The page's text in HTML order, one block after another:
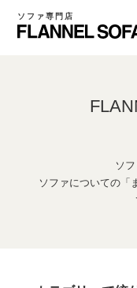
ソファ専門店
ソ
ソファについての「